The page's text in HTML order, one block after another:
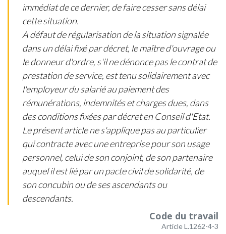
immédiat de ce dernier, de faire cesser sans délai
cette situation.
A défaut de régularisation de la situation signalée
dans un délai fixé par décret, le maître d'ouvrage ou
le donneur d'ordre, s'il ne dénonce pas le contrat de
prestation de service, est tenu solidairement avec
l'employeur du salarié au paiement des
rémunérations, indemnités et charges dues, dans
des conditions fixées par décret en Conseil d'Etat.
Le présent article ne s'applique pas au particulier
qui contracte avec une entreprise pour son usage
personnel, celui de son conjoint, de son partenaire
auquel il est lié par un pacte civil de solidarité, de
son concubin ou de ses ascendants ou
descendants.
Code du travail
Article L.1262-4-3